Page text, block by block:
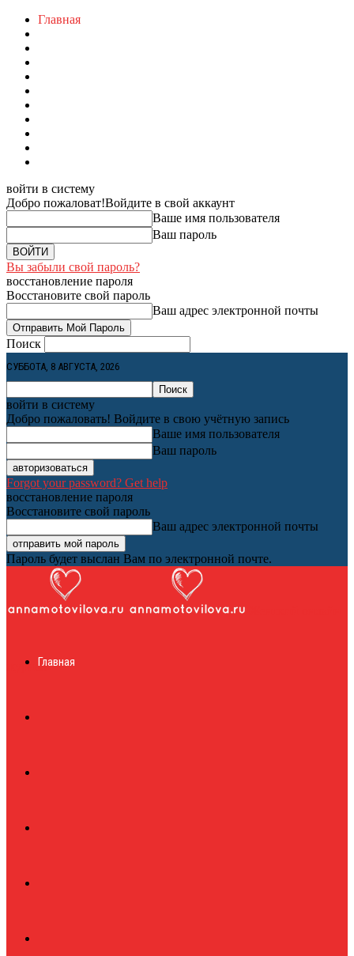
Главная
войти в систему
Добро пожаловат!Войдите в свой аккаунт
Ваше имя пользователя
Ваш пароль
Вы забыли свой пароль?
восстановление пароля
Восстановите свой пароль
Ваш адрес электронной почты
Поиск
СУББОТА, 8 АВГУСТА, 2026
войти в систему
Добро пожаловать! Войдите в свою учётную запись
Ваше имя пользователя
Ваш пароль
Forgot your password? Get help
восстановление пароля
Восстановите свой пароль
Ваш адрес электронной почты
Пароль будет выслан Вам по электронной почте.
журналГлавная